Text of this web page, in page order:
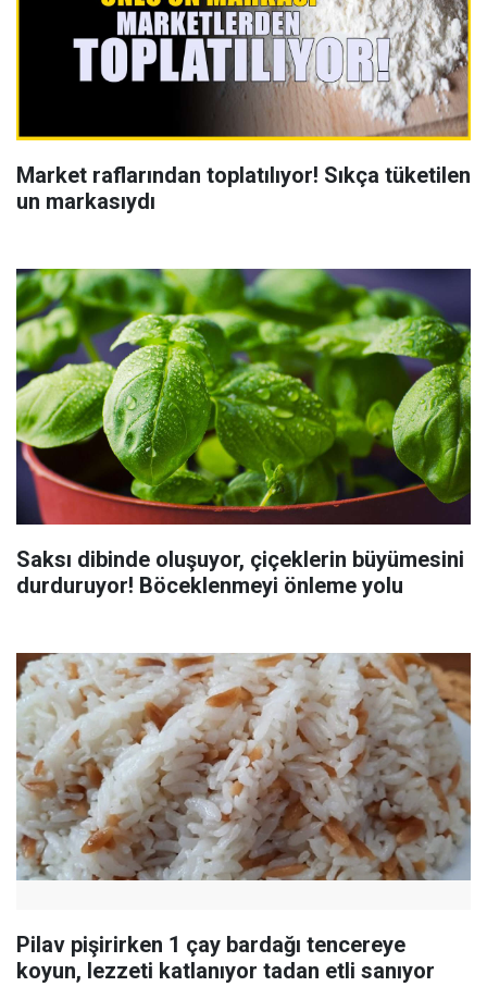
Market raflarından toplatılıyor! Sıkça tüketilen
un markasıydı
Saksı dibinde oluşuyor, çiçeklerin büyümesini
durduruyor! Böceklenmeyi önleme yolu
Pilav pişirirken 1 çay bardağı tencereye
koyun, lezzeti katlanıyor tadan etli sanıyor